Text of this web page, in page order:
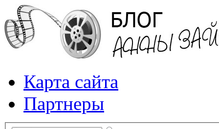
Карта сайта
Партнеры